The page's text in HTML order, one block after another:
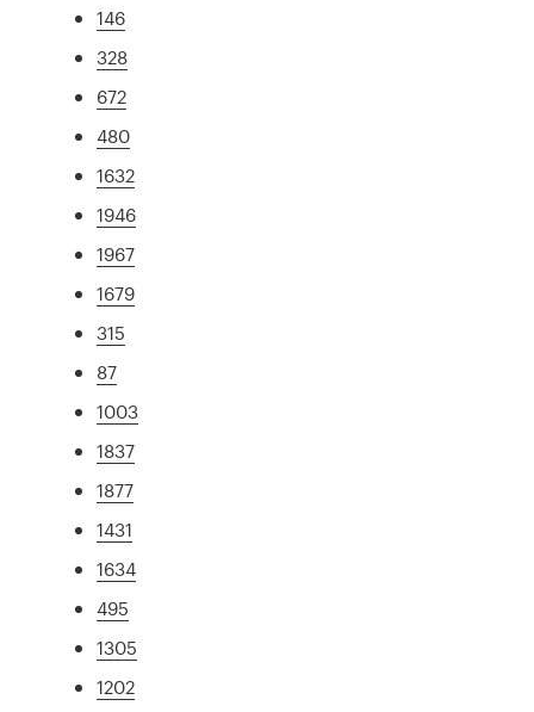
146
328
672
480
1632
1946
1967
1679
315
87
1003
1837
1877
1431
1634
495
1305
1202